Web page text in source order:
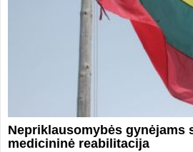
Nepriklausomybės gynėjams
medicininė reabilitacija